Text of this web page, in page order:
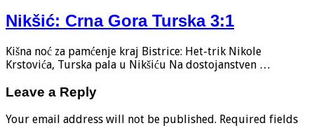
Nikšić: Crna Gora Turska 3:1
Kišna noć za pamćenje kraj Bistrice: Het-trik Nikole
Krstovića, Turska pala u Nikšiću Na dostojanstven …
Leave a Reply
Your email address will not be published. Required fields